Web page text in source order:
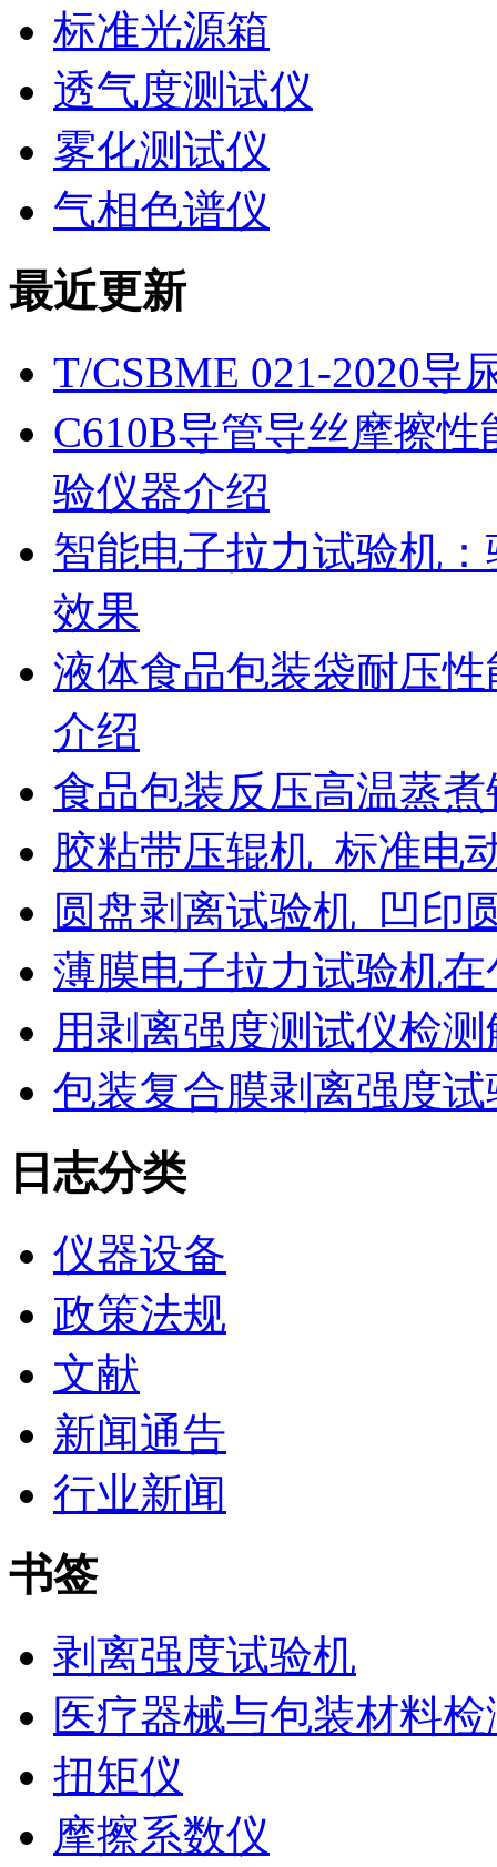
标准光源箱
透气度测试仪
雾化测试仪
气相色谱仪
最近更新
T/CSBME 021-2020导
C610B导管导丝摩擦
验仪器介绍
智能电子拉力试验机
效果
液体食品包装袋耐压
介绍
食品包装反压高温蒸
胶粘带压辊机_标准电
圆盘剥离试验机_凹印
薄膜电子拉力试验机
用剥离强度测试仪检
包装复合膜剥离强度
日志分类
仪器设备
政策法规
文献
新闻通告
行业新闻
书签
剥离强度试验机
医疗器械与包装材料检
扭矩仪
摩擦系数仪